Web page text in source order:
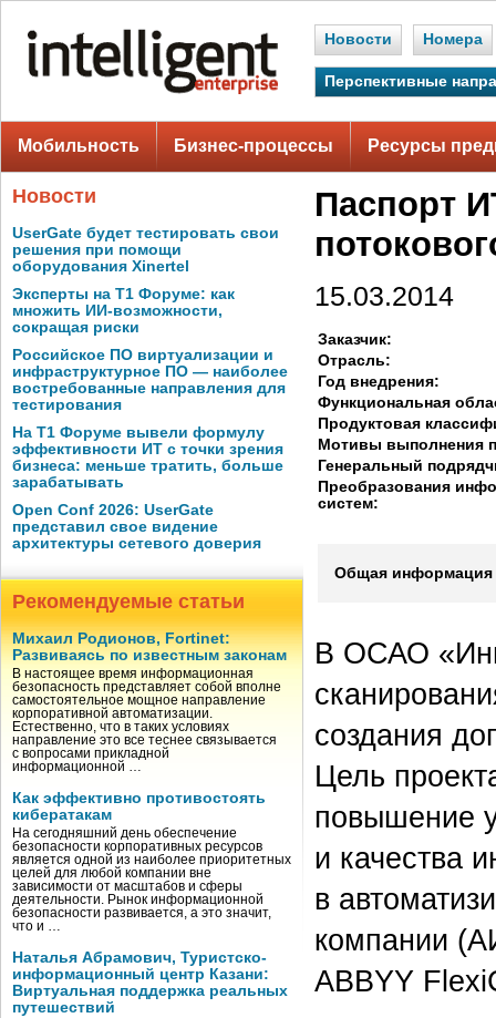
Новости Номера
Перспективные
Мобильность Бизнес-процессы Ресурсы
Новости
UserGate будет тестировать свои
решения при помощи
оборудования Xinertel
Эксперты на Т1 Форуме: как
множить ИИ-возможности,
сокращая риски
Российское ПО виртуализации и
инфраструктурное ПО — наиболее
востребованные направления для
тестирования
На Т1 Форуме вывели формулу
эффективности ИТ с точки зрения
бизнеса: меньше тратить, больше
зарабатывать
Open Conf 2026: UserGate
представил свое видение
архитектуры сетевого доверия
Рекомендуемые статьи
Михаил Родионов, Fortinet:
Развиваясь по известным законам
В настоящее время информационная
безопасность представляет собой вполне
самостоятельное мощное направление
корпоративной автоматизации.
Естественно, что в таких условиях
направление это все теснее связывается
с вопросами прикладной
информационной …
Как эффективно противостоять
кибератакам
На сегодняшний день обеспечение
безопасности корпоративных ресурсов
является одной из наиболее приоритетных
целей для любой компании вне
зависимости от масштабов и сферы
деятельности. Рынок информационной
безопасности развивается, а это значит,
что и …
Наталья Абрамович, Туристско-
информационный центр Казани:
Виртуальная поддержка реальных
путешествий
Паспорт
15.03.2014
Заказчик:
Отрасль:
Год внедрения:
Функциональная
Продуктовая
Мотивы выполнения
Генеральный
Преобразования
систем:
Общая информация
В ОСАО
создания
Цель
повышение
и качества
в
компании
ABBYY